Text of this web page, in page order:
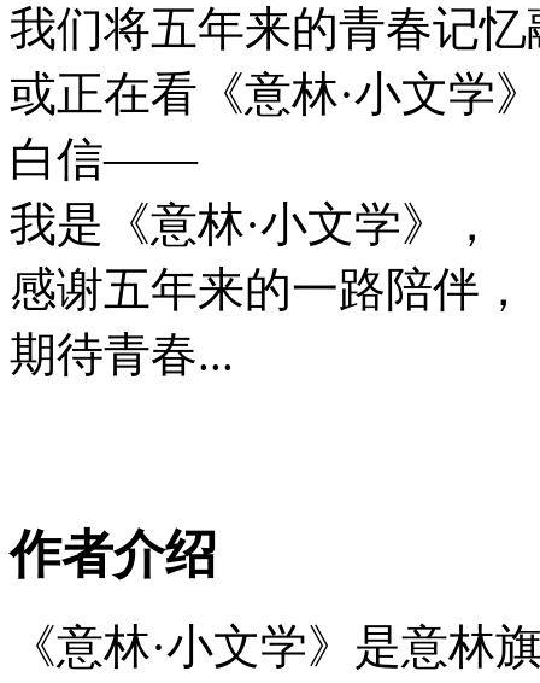
我们将五年来的青春记
或正在看《意林·小文学
白信——
我是《意林·小文学》，
感谢五年来的一路陪伴，
期待青春...
作者介绍
《意林·小文学》是意林